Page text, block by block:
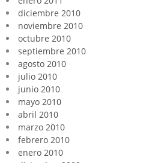
diciembre 2010
noviembre 2010
octubre 2010
septiembre 2010
agosto 2010
julio 2010
junio 2010
mayo 2010
abril 2010
marzo 2010
febrero 2010
enero 2010